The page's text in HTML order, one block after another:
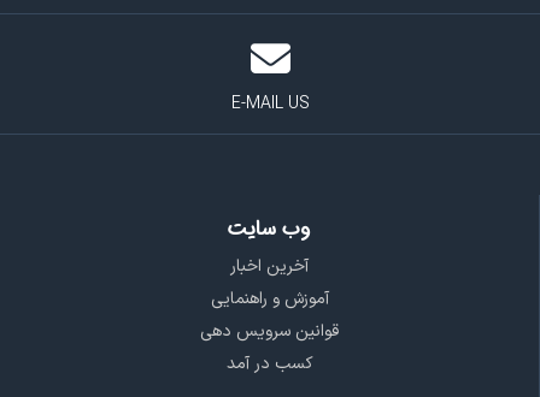
E-MAIL US
وب سایت
آخرین اخبار
آموزش و راهنمایی
قوانین سرویس دهی
کسب در آمد